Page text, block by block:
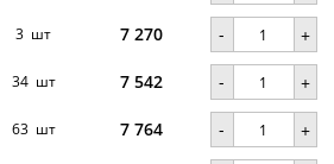
3 шт 7 270 - +
34 шт 7 542 - +
63 шт 7 764 - +